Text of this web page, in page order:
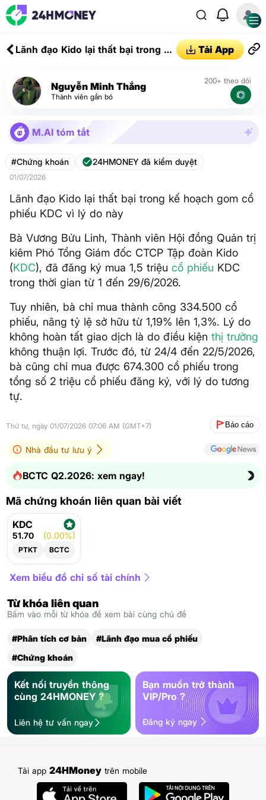
Lãnh đạo Kido lại thất bại trong kế
này
Tải App
Nguyễn Minh Thắng
Thành viên gắn bó
200+ theo dõi
M.AI tóm tắt
#Chứng khoán 24HMONEY đã kiểm duyệt
01/07/2026
Lãnh đạo Kido lại thất bại trong kế hoạch gom cổ
phiếu KDC vì lý do này
Bà Vương Bửu Linh, Thành viên Hội đồng Quản trị
kiêm Phó Tổng Giám đốc CTCP Tập đoàn Kido
(KDC), đã đăng ký mua 1,5 triệu cổ phiếu KDC
trong thời gian từ 1 đến 29/6/2026.
Tuy nhiên, bà chỉ mua thành công 334.500 cổ
phiếu, nâng tỷ lệ sở hữu từ 1,19% lên 1,3%. Lý do
không hoàn tất giao dịch là do điều kiện thị trường
không thuận lợi. Trước đó, từ 24/4 đến 22/5/2026,
bà cũng chỉ mua được 674.300 cổ phiếu trong
tổng số 2 triệu cổ phiếu đăng ký, với lý do tương
tự.
Thứ tư, ngày 01/07/2026 07:06 AM (GMT+7) Báo cáo
Nhà đầu tư lưu ý
BCTC Q2.2026: xem ngay!
Mã chứng khoán liên quan bài viết
KDC
51.70 (0.00%)
PTKT BCTC
Xem biểu đồ chỉ số tài chính
Từ khóa liên quan
Bấm vào mỗi từ khóa để xem bài cùng chủ đề
#Phân tích cơ bản
#Lãnh đạo mua cổ phiếu
#Chứng khoán
Kết nối truyền thông
cùng 24HMONEY ?
Liên hệ tư vấn ngay
Bạn muốn trở thành
VIP/Pro ?
Đăng ký ngay
Tải app 24HMoney trên mobile